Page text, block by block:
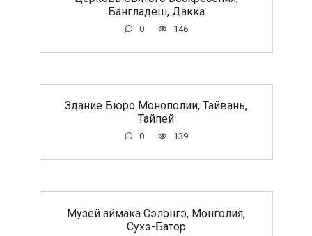
Бангладеш, Дакка
0 146
Здание Бюро Монополии, Тайвань,
Тайпей
0 139
Музей аймака Сэлэнгэ, Монголия,
Сухэ-Батор